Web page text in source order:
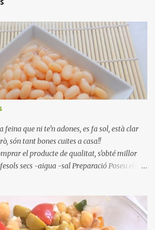
feina que ni te'n adones, es fa sol, està clar
són tant bones cuites a casa!!
el producte de qualitat, s'obté millor
secs -aigua -sal Preparació Poseu els
canvieu l'aigua bullint, per aigua freda,
abaixeu el foc i atureu la ebullició, dues
aigua freda, han de coure a foc baix, quasi